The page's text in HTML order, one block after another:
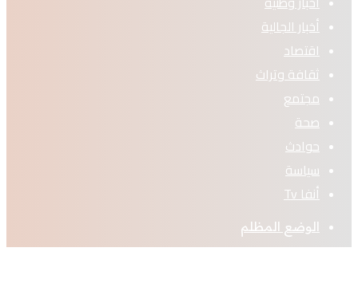
أخبار الجالية
اقتصاد
ثقافة وتراث
مجتمع
صحة
حوادث
سياسة
أنفا Tv
الوضع المظلم